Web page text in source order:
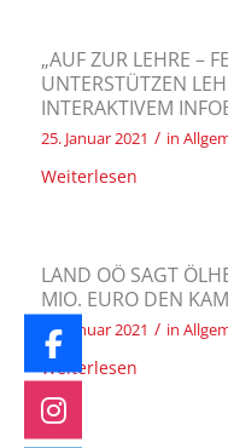
„AUF ZUR LEHRE –
UNTERSTÜTZEN
INTERAKTIVEM
25. Januar 2021 / in
Weiterlesen
LAND OÖ SAGT
MIO. EURO DEN
25. Januar 2021 / in
Weiterlesen